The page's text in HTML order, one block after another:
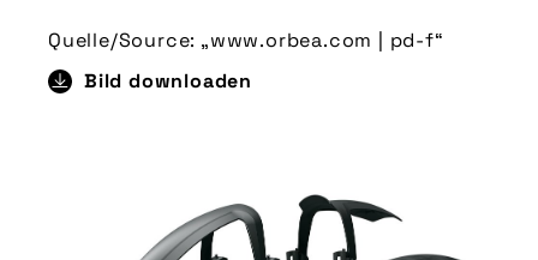
Quelle/Source: „www.orbea.com | pd-f“
Bild downloaden